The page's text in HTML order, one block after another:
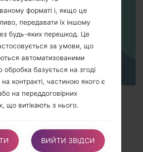
CODES for LG!
форматі і, якщо це
передавати їх іншому
будь-яких перешкод. Це
за умови, що
автоматизованими
обробка базується на згоді
контракті, частиною якого є
на переддоговірних
що витікають з нього.
Користувачі мають право
до свого компетентного органу
ВИЙТИ ЗВІДСИ